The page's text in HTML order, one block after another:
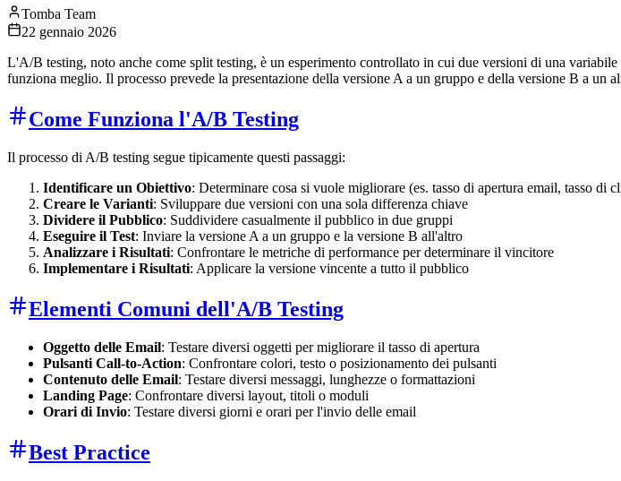
Tomba Team
22 gennaio 2026
L'A/B testing, noto anche come split testing, è un esperimento controllato in cui due versioni di una
funziona meglio. Il processo prevede la presentazione della versione A a un gruppo e della versione B a
Come Funziona l'A/B Testing
Il processo di A/B testing segue tipicamente questi passaggi:
Identificare un Obiettivo: Determinare cosa si vuole migliorare (es. tasso di apertura email, tasso di
Creare le Varianti: Sviluppare due versioni con una sola differenza chiave
Dividere il Pubblico: Suddividere casualmente il pubblico in due gruppi
Eseguire il Test: Inviare la versione A a un gruppo e la versione B all'altro
Analizzare i Risultati: Confrontare le metriche di performance per determinare il vincitore
Implementare i Risultati: Applicare la versione vincente a tutto il pubblico
Elementi Comuni dell'A/B Testing
Oggetto delle Email: Testare diversi oggetti per migliorare il tasso di apertura
Pulsanti Call-to-Action: Confrontare colori, testo o posizionamento dei pulsanti
Contenuto delle Email: Testare diversi messaggi, lunghezze o formattazioni
Landing Page: Confrontare diversi layout, titoli o moduli
Orari di Invio: Testare diversi giorni e orari per l'invio delle email
Best Practice